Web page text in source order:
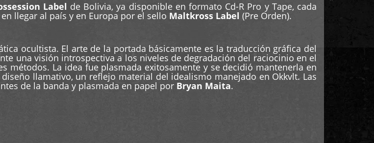
Label de Bolivia, ya disponible en formato Cd-R Pro y Tape, cada
llegar al país y en Europa por el sello Maltkross Label (Pre Orden).
ocultista. El arte de la portada básicamente es la traducción gráfica del
una visión introspectiva a los niveles de degradación del raciocinio en el
métodos. La idea fue plasmada exitosamente y se decidió mantenerla en
llamativo, un reflejo material del idealismo manejado en Okkvlt. Las
de la banda y plasmada en papel por Bryan Maita.